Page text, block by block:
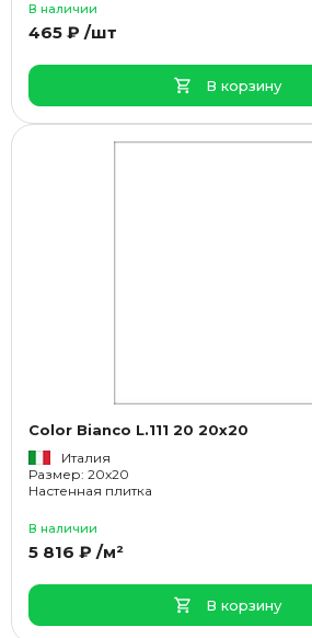
В наличии
465 ₽ /шт
В корзину
Color Bianco L.111 20 20x20
Италия
Размер: 20x20
Настенная плитка
В наличии
5 816 ₽ /м²
В корзину